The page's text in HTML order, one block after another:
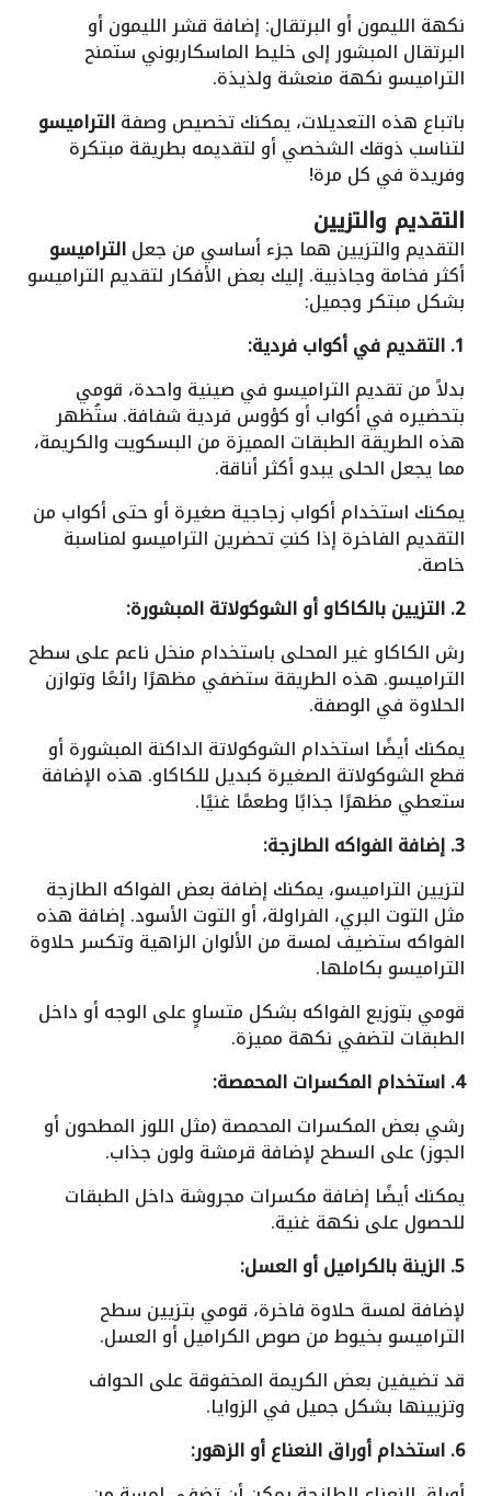
نكهة الليمون أو البرتقال: إضافة قشر الليمون أو
البرتقال المبشور إلى خليط الماسكاربوني ستمنح
التراميسو نكهة منعشة ولذيذة.
باتباع هذه التعديلات، يمكنك تخصيص وصفةالتراميسو
لتناسب ذوقك الشخصي أو لتقديمه بطريقة مبتكرة
وفريدة في كل مرة!
التقديم والتزيين
التقديم والتزيين هما جزء أساسي من جعلالتراميسو
أكثر فخامة وجاذبية. إليك بعض الأفكار لتقديم التراميسو
بشكل مبتكر وجميل:
1. التقديم في أكواب فردية:
بدلاً من تقديم التراميسو في صينية واحدة، قومي
بتحضيره في أكواب أو كؤوس فردية شفافة. ستُظهر
هذه الطريقة الطبقات المميزة من البسكويت والكريمة،
مما يجعل الحلى يبدو أكثر أناقة.
يمكنك استخدام أكواب زجاجية صغيرة أو حتى أكواب من
التقديم الفاخرة إذا كنتِ تحضرين التراميسو لمناسبة
خاصة.
2. التزيين بالكاكاو أو الشوكولاتة المبشورة:
رش الكاكاو غير المحلى باستخدام منخل ناعم على سطح
التراميسو. هذه الطريقة ستضفي مظهرًا رائعًا وتوازن
الحلاوة في الوصفة.
يمكنك أيضًا استخدام الشوكولاتة الداكنة المبشورة أو
قطع الشوكولاتة الصغيرة كبديل للكاكاو. هذه الإضافة
ستعطي مظهرًا جذابًا وطعمًا غنيًا.
3. إضافة الفواكه الطازجة:
لتزيين التراميسو، يمكنك إضافة بعض الفواكه الطازجة
مثل التوت البري، الفراولة، أو التوت الأسود. إضافة هذه
الفواكه ستضيف لمسة من الألوان الزاهية وتكسر حلاوة
التراميسو بكاملها.
قومي بتوزيع الفواكه بشكل متساوٍ على الوجه أو داخل
الطبقات لتضفي نكهة مميزة.
4. استخدام المكسرات المحمصة:
رشي بعض المكسرات المحمصة (مثل اللوز المطحون أو
الجوز) على السطح لإضافة قرمشة ولون جذاب.
يمكنك أيضًا إضافة مكسرات مجروشة داخل الطبقات
للحصول على نكهة غنية.
5. الزينة بالكراميل أو العسل:
لإضافة لمسة حلاوة فاخرة، قومي بتزيين سطح
التراميسو بخيوط من صوص الكراميل أو العسل.
قد تضيفين بعض الكريمة المخفوقة على الحواف
وتزيينها بشكل جميل في الزوايا.
6. استخدام أوراق النعناع أو الزهور: